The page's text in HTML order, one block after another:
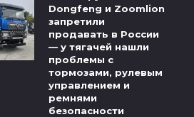
Dongfeng и Zoomlion
запретили
продавать в России
— у тягачей нашли
проблемы с
тормозами, рулевым
управлением и
ремнями
безопасности